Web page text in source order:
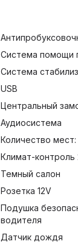
Система помощи
Система
USB
Центральный
Аудиосистема
Количество мест:
Климат-контроль
Темный салон
Розетка 12V
Подушка
водителя
Датчик дождя